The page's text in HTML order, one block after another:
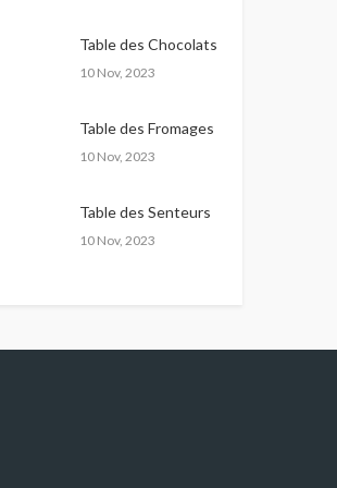
Table des Chocolats
10 Nov, 2023
Table des Fromages
10 Nov, 2023
Table des Senteurs
10 Nov, 2023